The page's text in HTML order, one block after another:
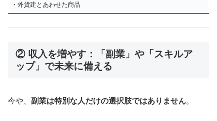
・外貨建とあわせた商品
② 収入を増やす：「副業」や「スキルア
ップ」で未来に備える
今や、 副業は特別な人だけの選択肢ではありません。